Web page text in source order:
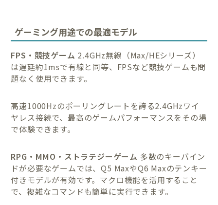
ゲーミング用途での最適モデル
FPS・競技ゲーム 2.4GHz無線（Max/HEシリーズ）
は遅延約1msで有線と同等、FPSなど競技ゲームも問
題なく使用できます。
高速1000Hzのポーリングレートを誇る2.4GHzワイ
ヤレス接続で、最高のゲームパフォーマンスをその場
で体験できます。
RPG・MMO・ストラテジーゲーム 多数のキーバイン
ドが必要なゲームでは、Q5 MaxやQ6 Maxのテンキー
付きモデルが有効です。マクロ機能を活用すること
で、複雑なコマンドも簡単に実行できます。